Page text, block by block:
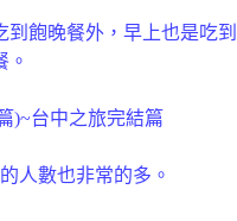
飽晚餐外，早上也是吃到
。
人數也非常的多。